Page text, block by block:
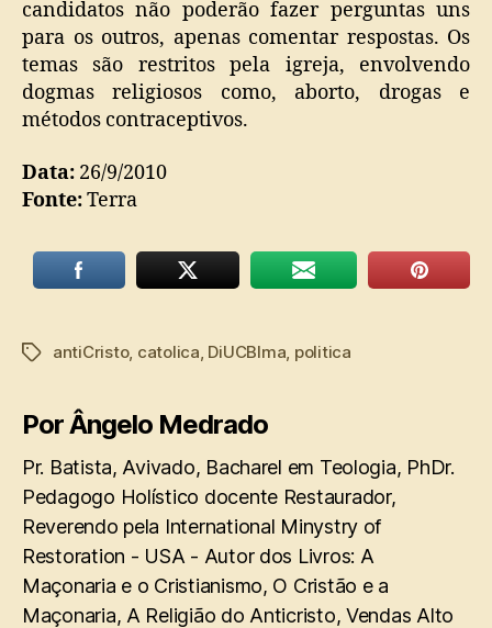
candidatos não poderão fazer perguntas uns
para os outros, apenas comentar respostas. Os
temas são restritos pela igreja, envolvendo
dogmas religiosos como, aborto, drogas e
métodos contraceptivos.
Data: 26/9/2010
Fonte:Terra
TagsantiCristo, catolica, DiUCBlma, politica
Por Ângelo Medrado
Pr. Batista, Avivado, Bacharel em Teologia, PhDr.
Pedagogo Holístico docente Restaurador,
Reverendo pela International Minystry of
Restoration - USA - Autor dos Livros: A
Maçonaria e o Cristianismo, O Cristão e a
Maçonaria, A Religião do Anticristo, Vendas Alto